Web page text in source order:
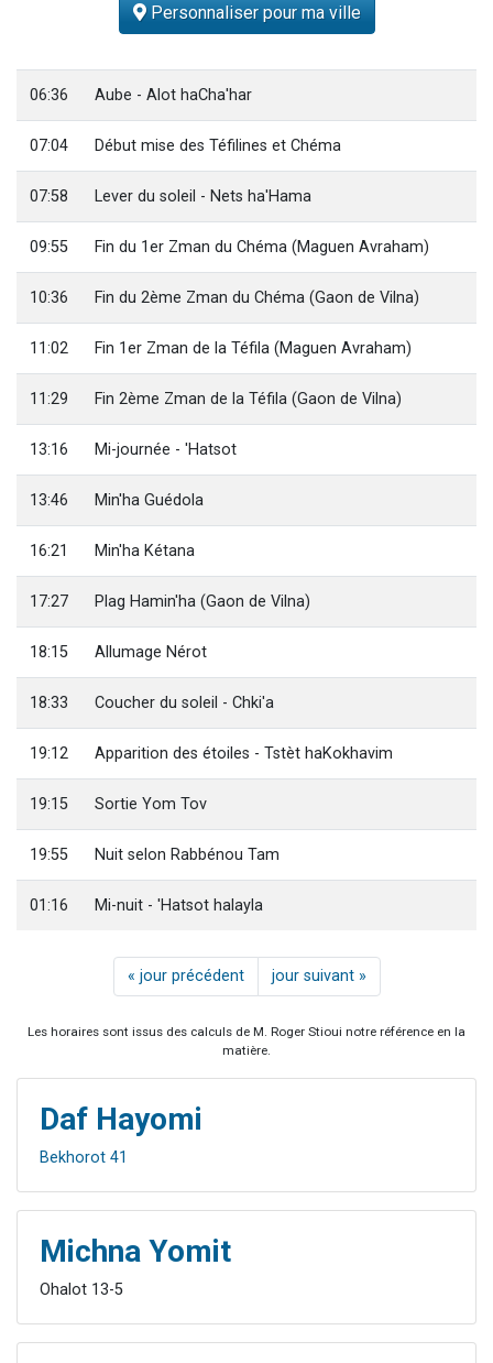
Il reste 49 places pour étudier en groupe sur Zoom
2 nouvelles musiques dans Torah-Box Music
Personnaliser pour ma ville
06:36 Aube - Alot haCha'har
07:04 Début mise des Téfilines et Chéma
07:58 Lever du soleil - Nets ha'Hama
09:55 Fin du 1er Zman du Chéma (Maguen Avraham)
10:36 Fin du 2ème Zman du Chéma (Gaon de Vilna)
11:02 Fin 1er Zman de la Téfila (Maguen Avraham)
11:29 Fin 2ème Zman de la Téfila (Gaon de Vilna)
13:16 Mi-journée - 'Hatsot
13:46 Min'ha Guédola
16:21 Min'ha Kétana
17:27 Plag Hamin'ha (Gaon de Vilna)
18:15 Allumage Nérot
18:33 Coucher du soleil - Chki'a
19:12 Apparition des étoiles - Tstèt haKokhavim
19:15 Sortie Yom Tov
19:55 Nuit selon Rabbénou Tam
01:16 Mi-nuit - 'Hatsot halayla
« jour précédent jour suivant »
Les horaires sont issus des calculs de M. Roger Stioui notre référence en la
matière.
Daf Hayomi
Bekhorot 41
Michna Yomit
Ohalot 13-5